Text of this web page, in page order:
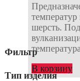
шерсть.
В корзину
Фильтр
Тип изделия